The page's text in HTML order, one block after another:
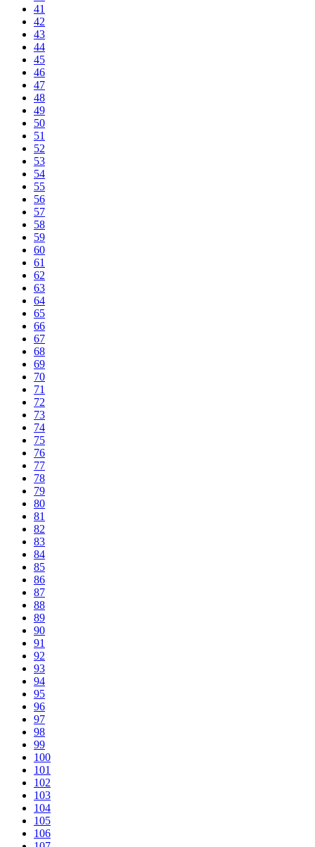
41
42
43
44
45
46
47
48
49
50
51
52
53
54
55
56
57
58
59
60
61
62
63
64
65
66
67
68
69
70
71
72
73
74
75
76
77
78
79
80
81
82
83
84
85
86
87
88
89
90
91
92
93
94
95
96
97
98
99
100
101
102
103
104
105
106